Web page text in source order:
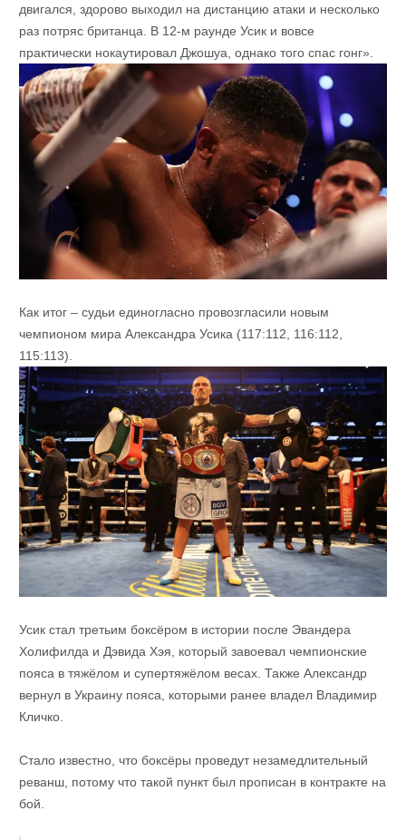
двигался, здорово выходил на дистанцию атаки и несколько
раз потряс британца. В 12-м раунде Усик и вовсе
практически нокаутировал Джошуа, однако того спас гонг».
Как итог – судьи единогласно провозгласили новым
чемпионом мира Александра Усика (117:112, 116:112,
115:113).
Усик стал третьим боксёром в истории после Эвандера
Холифилда и Дэвида Хэя, который завоевал чемпионские
пояса в тяжёлом и супертяжёлом весах. Также Александр
вернул в Украину пояса, которыми ранее владел Владимир
Кличко.
Стало известно, что боксёры проведут незамедлительный
реванш, потому что такой пункт был прописан в контракте на
бой.